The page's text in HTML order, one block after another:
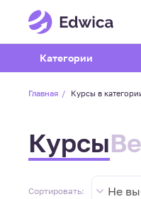
Открыть подменю
Категории
Главная Курсы в
Курсы
Сортировать: Не